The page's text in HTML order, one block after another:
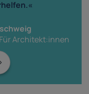
Architekt:innen